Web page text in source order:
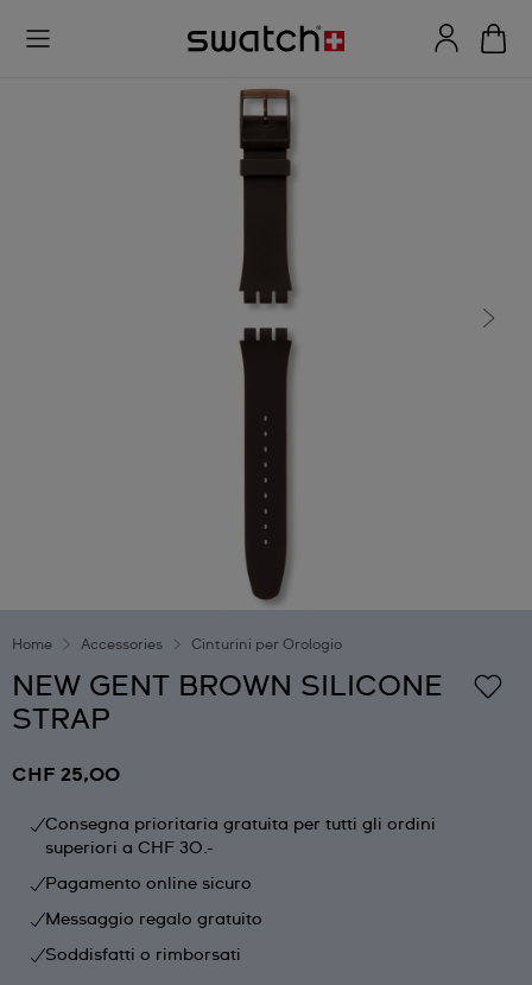
Home Accessories Cinturini per Orologio
NEW GENT BROWN SILICONE
STRAP
CHF 25,00
Consegna prioritaria gratuita per tutti gli ordini
superiori a CHF 30.-
Pagamento online sicuro
Messaggio regalo gratuito
Soddisfatti o rimborsati